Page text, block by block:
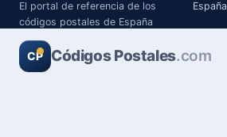
El portal de referencia de los
códigos postales de España
España
CP Códigos Postales.com